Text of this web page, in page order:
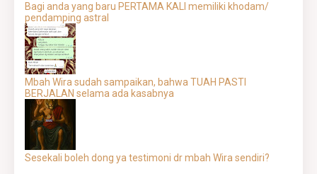
Bagi anda yang baru PERTAMA KALI memiliki khodam/
pendamping astral
Mbah Wira sudah sampaikan, bahwa TUAH PASTI
BERJALAN selama ada kasabnya
Sesekali boleh dong ya testimoni dr mbah Wira sendiri?